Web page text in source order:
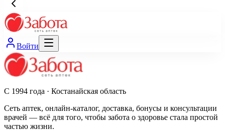
Войти
С 1994 года · Костанайская область
Сеть аптек, онлайн-каталог, доставка, бонусы и консультации
врачей — всё для того, чтобы забота о здоровье стала простой
частью жизни.